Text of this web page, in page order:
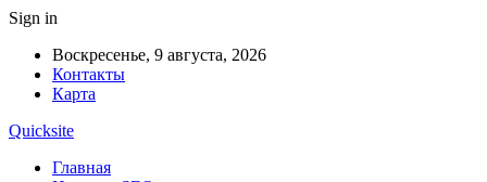
Sign in
Воскресенье, 9 августа, 2026
Контакты
Карта
Quicksite
Главная